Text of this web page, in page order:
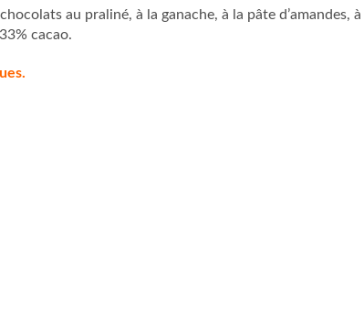
au praliné, à la ganache, à la pâte d’amandes,
cacao.